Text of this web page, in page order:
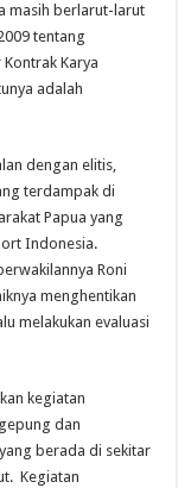
masih berlarut-larut
tentang
Karya
adalah
dengan elitis,
terdampak di
Papua yang
Indonesia.
Roni
menghentikan
melakukan evaluasi
kegiatan
dan
berada di sekitar
Kegiatan